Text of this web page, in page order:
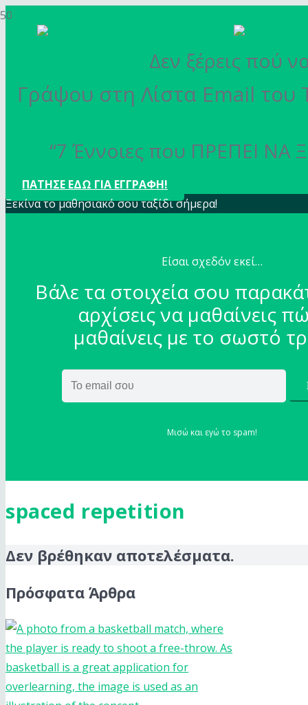
Δεν ξέρεις πού
Γράψου στη Λίστα Email
“7 Έννοιες που ΠΡΕΠΕΙ ΝΑ
ΠΑΤΗΣΕ ΕΔΩ ΓΙΑ ΕΓΓΡΑΦΗ!
Ξεκίνα το μαθησιακό σου ταξίδι σήμερα!
Είσαι σχεδόν εκεί…
Βάλε τα στοιχεία σου
αρχίσεις να μαθαίνεις
μαθαίνεις με το σωστό
Μισώ και εγώ το spam!
spaced repetition
Δεν βρέθηκαν αποτελέσματα.
Πρόσφατα Άρθρα